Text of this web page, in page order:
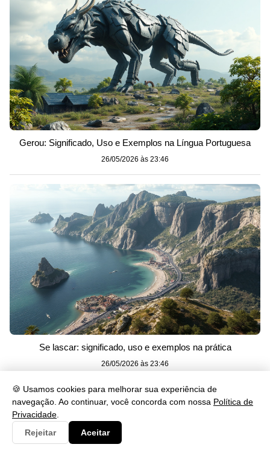
🍪 Usamos cookies para melhorar sua experiência de
navegação. Ao continuar, você concorda com nossa Política de
Privacidade
Rejeitar
Aceitar
Gerou: Significado, Uso e Exemplos na Língua Portuguesa
26/05/2026 às 23:46
Se lascar: significado, uso e exemplos na prática
26/05/2026 às 23:46
Categorias
Artes